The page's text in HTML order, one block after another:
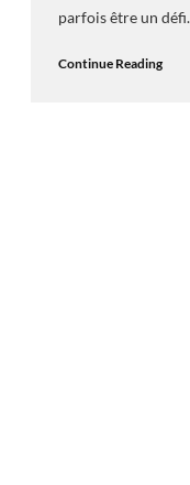
parfois être un
Continue Reading